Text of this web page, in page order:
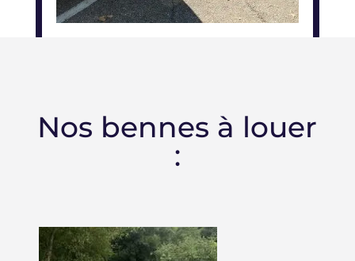
Nos bennes à louer
: